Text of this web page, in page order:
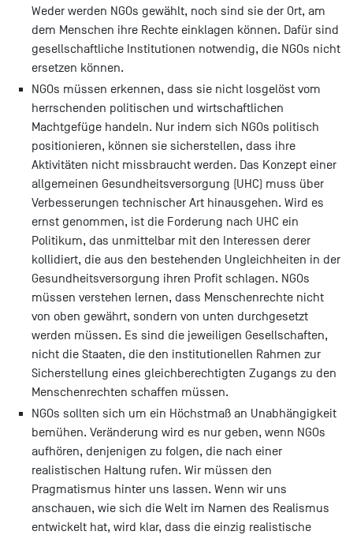
Weder werden NGOs gewählt, noch sind sie der Ort, am
dem Menschen ihre Rechte einklagen können. Dafür sind
gesellschaftliche Institutionen notwendig, die NGOs nicht
ersetzen können.
NGOs müssen erkennen, dass sie nicht losgelöst vom
herrschenden politischen und wirtschaftlichen
Machtgefüge handeln. Nur indem sich NGOs politisch
positionieren, können sie sicherstellen, dass ihre
Aktivitäten nicht missbraucht werden. Das Konzept einer
allgemeinen Gesundheitsversorgung (UHC) muss über
Verbesserungen technischer Art hinausgehen. Wird es
ernst genommen, ist die Forderung nach UHC ein
Politikum, das unmittelbar mit den Interessen derer
kollidiert, die aus den bestehenden Ungleichheiten in der
Gesundheitsversorgung ihren Profit schlagen. NGOs
müssen verstehen lernen, dass Menschenrechte nicht
von oben gewährt, sondern von unten durchgesetzt
werden müssen. Es sind die jeweiligen Gesellschaften,
nicht die Staaten, die den institutionellen Rahmen zur
Sicherstellung eines gleichberechtigten Zugangs zu den
Menschenrechten schaffen müssen.
NGOs sollten sich um ein Höchstmaß an Unabhängigkeit
bemühen. Veränderung wird es nur geben, wenn NGOs
aufhören, denjenigen zu folgen, die nach einer
realistischen Haltung rufen. Wir müssen den
Pragmatismus hinter uns lassen. Wenn wir uns
anschauen, wie sich die Welt im Namen des Realismus
entwickelt hat, wird klar, dass die einzig realistische